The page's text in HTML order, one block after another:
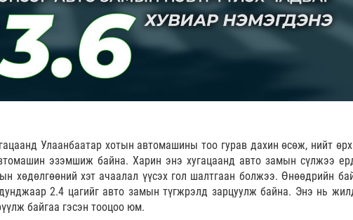
Улаанбаатар хотын автомашины тоо гурав дахин өсөж, нийт
эзэмшиж байна. Харин энэ хугацаанд авто замын сүлжээ
хөдөлгөөний хэт ачаалал үүсэх гол шалтгаан болжээ. Өнөөдрийн
2.4 цагийг авто замын түгжрэлд зарцуулж байна. Энэ нь
байгаа гэсэн тооцоо юм.